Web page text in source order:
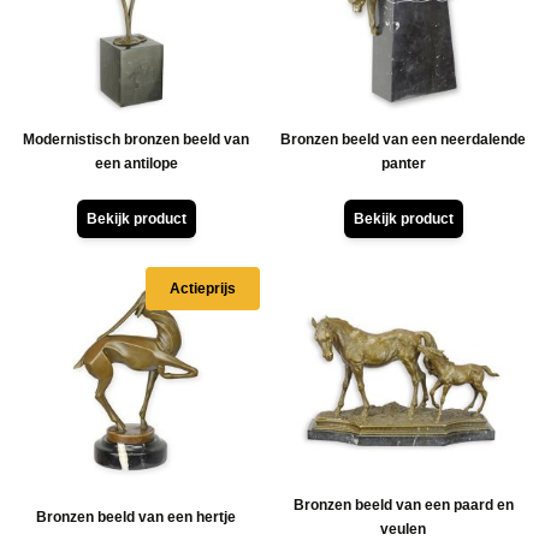
Modernistisch bronzen beeld van
een antilope
Bekijk product
Bronzen beeld van een neerdalende
panter
Bekijk product
Actieprijs
Bronzen beeld van een hertje
Bronzen beeld van een paard en
veulen